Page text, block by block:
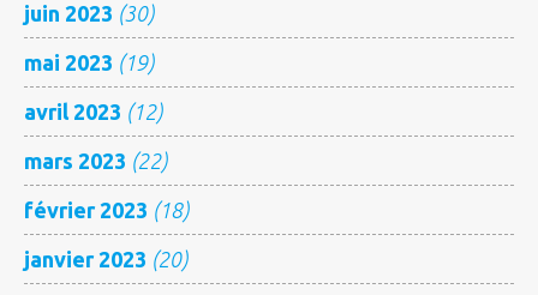
juin 2023 (30)
mai 2023 (19)
avril 2023 (12)
mars 2023 (22)
février 2023 (18)
janvier 2023 (20)